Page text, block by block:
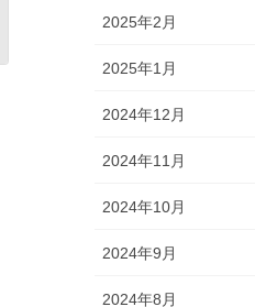
2025年2月
2025年1月
2024年12月
2024年11月
2024年10月
2024年9月
2024年8月